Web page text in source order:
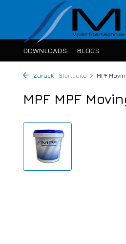
DOWNLOADS BLOGS
Zurück Startseite MPF
MPF MPF